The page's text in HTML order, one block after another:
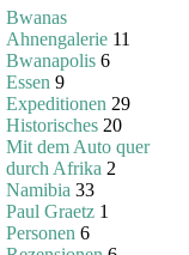
Bwanas
Ahnengalerie 11
Bwanapolis 6
Essen 9
Expeditionen 29
Historisches 20
Mit dem Auto quer
durch Afrika 2
Namibia 33
Paul Graetz 1
Personen 6